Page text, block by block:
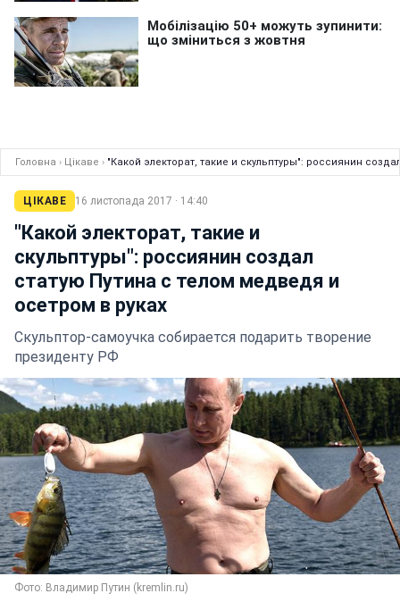
Головна › Цікаве › "Какой электорат, такие и скульптуры": россиянин
ЦІКАВЕ 16 листопада 2017 · 14:40
"Какой электорат, такие и
скульптуры": россиянин создал
статую Путина с телом медведя и
осетром в руках
Скульптор-самоучка собирается подарить творение
президенту РФ
Фото: Владимир Путин (kremlin.ru)